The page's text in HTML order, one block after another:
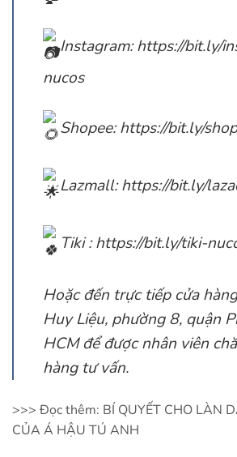
Instagram:https://bit.ly/
nucos
Shopee:https://bit.ly/
Lazmall:https://bit.ly/
Tiki :https://bit.ly/tiki-
Hoặc đến trực tiếp cửa
Huy Liệu, phường 8, quận
HCM để được nhân viên
hàng tư vấn.
>>> Đọc thêm: BÍ QUYẾT CHO LÀN
CỦA Á HẬU TÚ ANH